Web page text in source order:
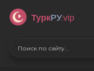
ТуркРУ.vip